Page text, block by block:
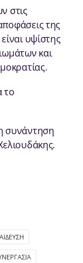
στις
της
υψίστης
και
το
συνάντηση